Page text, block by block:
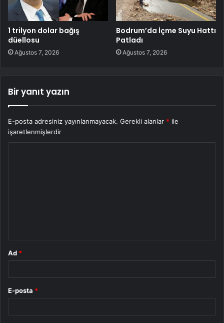
1 trilyon dolar bağış
düellosu
Ağustos 7, 2026
Bodrum’da İçme Suyu Hattı
Patladı
Ağustos 7, 2026
Bir yanıt yazın
E-posta adresiniz yayınlanmayacak. Gerekli alanlar * ile
işaretlenmişlerdir
Ad *
E-posta *